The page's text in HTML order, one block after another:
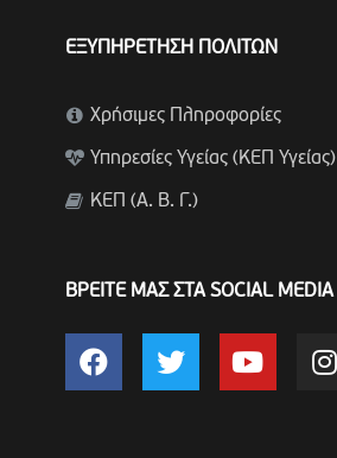
ΕΞΥΠΗΡΕΤΗΣΗ ΠΟΛΙΤΩΝ
Χρήσιμες Πληροφορίες
Υπηρεσίες Υγείας (ΚΕΠ Υγείας)
ΚΕΠ (Α. Β. Γ.)
ΒΡΕΙΤΕ ΜΑΣ ΣΤΑ SOCIAL MEDIA